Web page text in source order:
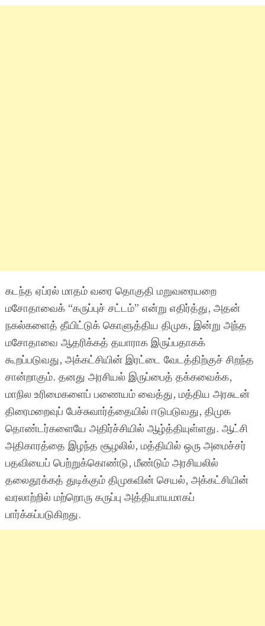
கடந்த ஏப்ரல் மாதம் வரை தொகுதி மறுவரையறை
மசோதாவைக் “கருப்புச் சட்டம்” என்று எதிர்த்து, அதன்
நகல்களைத் தீயிட்டுக் கொளுத்திய திமுக, இன்று அந்த
மசோதாவை ஆதரிக்கத் தயாராக இருப்பதாகக்
கூறப்படுவது, அக்கட்சியின் இரட்டை வேடத்திற்குச் சிறந்த
சான்றாகும். தனது அரசியல் இருப்பைத் தக்கவைக்க,
மாநில உரிமைகளைப் பணையம் வைத்து, மத்திய அரசுடன்
திரைமறைவுப் பேச்சுவார்த்தையில் ஈடுபடுவது, திமுக
தொண்டர்களையே அதிர்ச்சியில் ஆழ்த்தியுள்ளது. ஆட்சி
அதிகாரத்தை இழந்த சூழலில், மத்தியில் ஒரு அமைச்சர்
பதவியைப் பெற்றுக்கொண்டு, மீண்டும் அரசியலில்
தலைதூக்கத் துடிக்கும் திமுகவின் செயல், அக்கட்சியின்
வரலாற்றில் மற்றொரு கருப்பு அத்தியாயமாகப்
பார்க்கப்படுகிறது.